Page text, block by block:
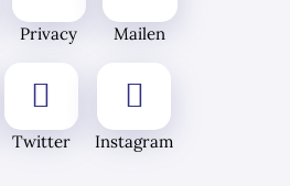
Privacy Mailen
Twitter Instagram